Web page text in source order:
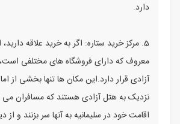
دارد.
5. مرکز خرید ستاره: اگر به خرید علاقه
معروف که دارای فروشگاه‌ های مختلفی
آزادی قرار دارد.این مکان‌ ها تنها بخشی از
نزدیک به هتل آزادی هستند که مسافران می‌
اقامت خود در سلیمانیه به آنها سر بزنند و